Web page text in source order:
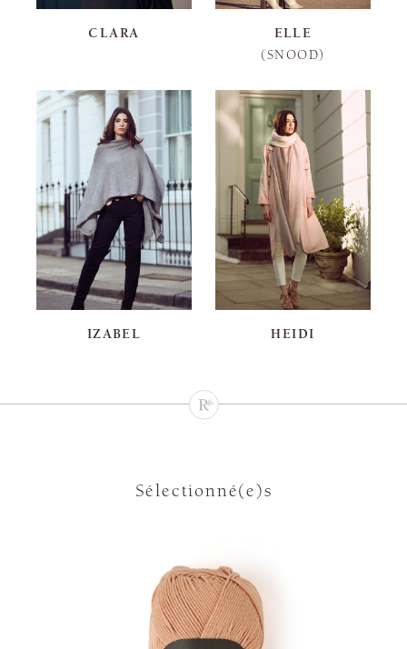
CLARA
ELLE
(SNOOD)
IZABEL HEIDI
Sélectionné(e)s